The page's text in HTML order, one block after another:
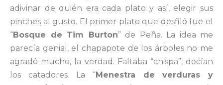
adivinar de quién era cada plato y así, elegir sus
pinches al gusto. El primer plato que desfiló fue el
“Bosque de Tim Burton” de Peña. La idea me
parecía genial, el chapapote de los árboles no me
agradó mucho, la verdad. Faltaba “chispa”, decían
los catadores. La “Menestra de verduras y